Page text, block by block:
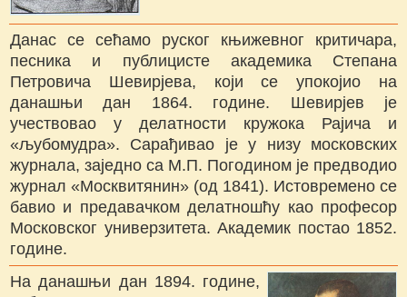
Данас се сећамо руског књижевног критичара,
песника и публицисте академика Степана
Петровича Шевирјева, који се упокојио на
данашњи дан 1864. године. Шевирјев је
учествовао у делатности кружока Рајича и
«љубомудра». Сарађивао је у низу московских
журнала, заједно са М.П. Погодином је предводио
журнал «Москвитянин» (од 1841). Истовремено се
бавио и предавачком делатношћу као професор
Московског универзитета. Академик постао 1852.
године.
На данашњи дан 1894. године,